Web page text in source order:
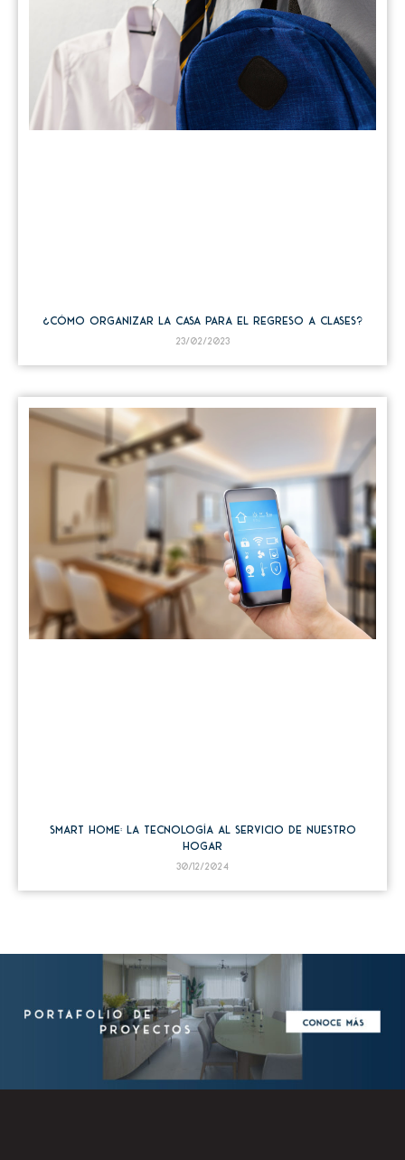
¿Cómo organizar la casa para el regreso a clases?
23/02/2023
Smart Home: La tecnología al servicio de nuestro
hogar
30/12/2024